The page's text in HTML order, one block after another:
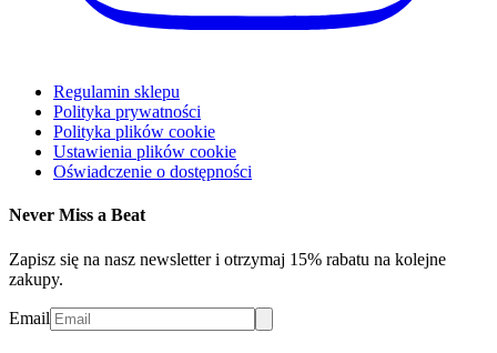
Regulamin sklepu
Polityka prywatności
Polityka plików cookie
Ustawienia plików cookie
Oświadczenie o dostępności
Never Miss a Beat
Zapisz się na nasz newsletter i otrzymaj 15% rabatu na kolejne
zakupy.
Email